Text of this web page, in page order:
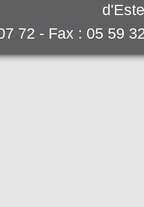
72 - Fax : 05 59